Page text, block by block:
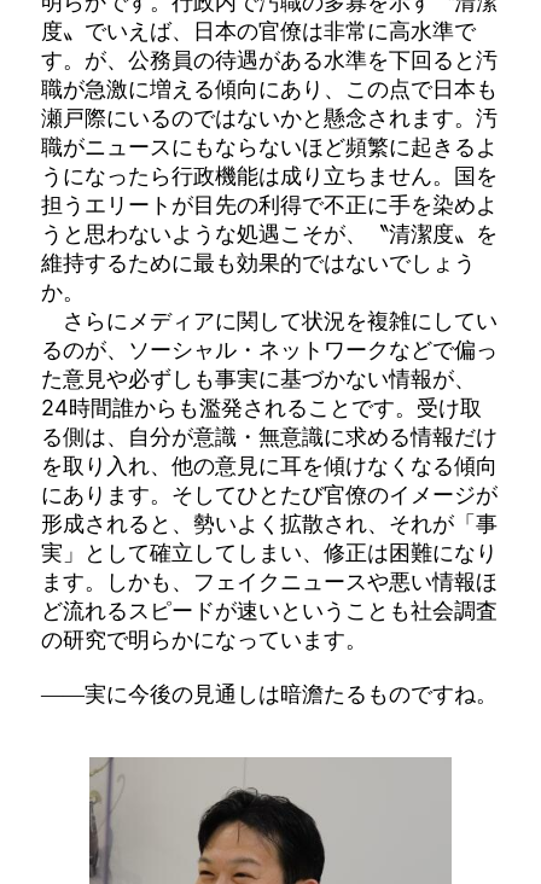
度〟でいえば、日本の官僚は非常に高水準で
す。が、公務員の待遇がある水準を下回ると汚
職が急激に増える傾向にあり、この点で日本も
瀬戸際にいるのではないかと懸念されます。汚
職がニュースにもならないほど頻繁に起きるよ
うになったら行政機能は成り立ちません。国を
担うエリートが目先の利得で不正に手を染めよ
うと思わないような処遇こそが、〝清潔度〟を
維持するために最も効果的ではないでしょう
か。
さらにメディアに関して状況を複雑にしてい
るのが、ソーシャル・ネットワークなどで偏っ
た意見や必ずしも事実に基づかない情報が、
24時間誰からも濫発されることです。受け取
る側は、自分が意識・無意識に求める情報だけ
を取り入れ、他の意見に耳を傾けなくなる傾向
にあります。そしてひとたび官僚のイメージが
形成されると、勢いよく拡散され、それが「事
実」として確立してしまい、修正は困難になり
ます。しかも、フェイクニュースや悪い情報ほ
ど流れるスピードが速いということも社会調査
の研究で明らかになっています。
――実に今後の見通しは暗澹たるものですね。